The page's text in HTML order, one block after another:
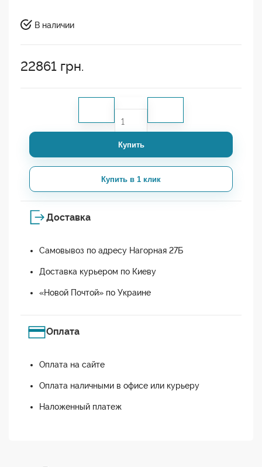
В наличии
22861 грн.
Купить
Купить в 1 клик
Доставка
Самовывоз по адресу Нагорная 27Б
Доставка курьером по Киеву
«Новой Почтой» по Украине
Оплата
Оплата на сайте
Оплата наличными в офисе или курьеру
Наложенный платеж